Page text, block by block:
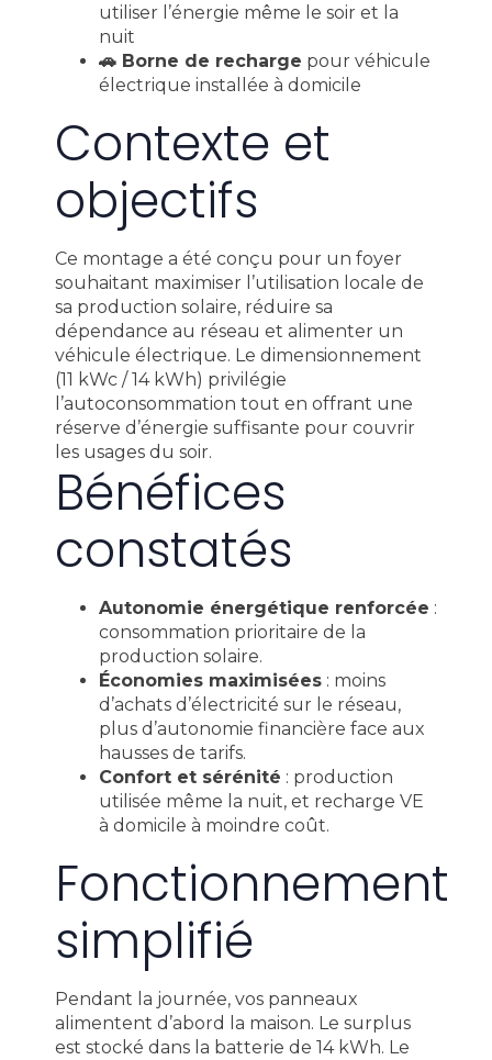
utiliser l’énergie même le soir et la
nuit
🚗 Borne de recharge pour véhicule
électrique installée à domicile
Contexte et
objectifs
Ce montage a été conçu pour un foyer
souhaitant maximiser l’utilisation locale de
sa production solaire, réduire sa
dépendance au réseau et alimenter un
véhicule électrique. Le dimensionnement
(11 kWc / 14 kWh) privilégie
l’autoconsommation tout en offrant une
réserve d’énergie suffisante pour couvrir
les usages du soir.
Bénéfices
constatés
Autonomie énergétique renforcée :
consommation prioritaire de la
production solaire.
Économies maximisées : moins
d’achats d’électricité sur le réseau,
plus d’autonomie financière face aux
hausses de tarifs.
Confort et sérénité : production
utilisée même la nuit, et recharge VE
à domicile à moindre coût.
Fonctionnement
simplifié
Pendant la journée, vos panneaux
alimentent d’abord la maison. Le surplus
est stocké dans la batterie de 14 kWh. Le